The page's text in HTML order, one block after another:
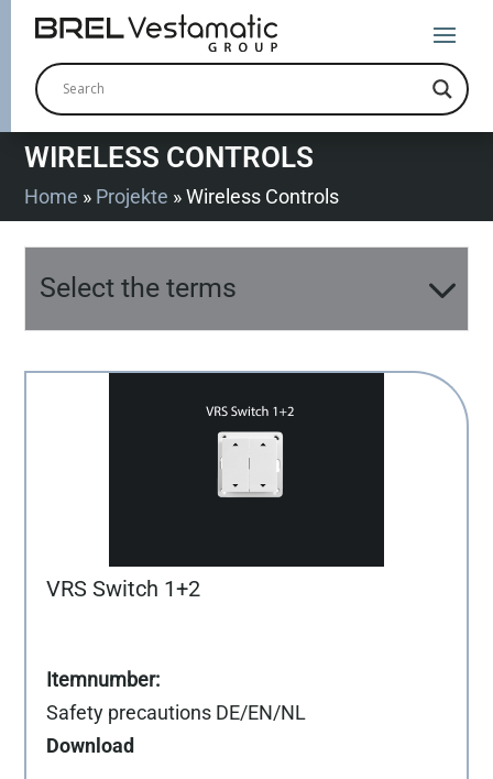
WIRELESS CONTROLS
Home » Projekte »Wireless Controls
Select the terms
VRS Switch 1+2
Safety precautions DE/EN/NL
Download